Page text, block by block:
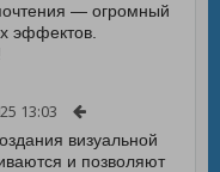
— огромный
эффектов.
13:03
визуальной
и позволяют